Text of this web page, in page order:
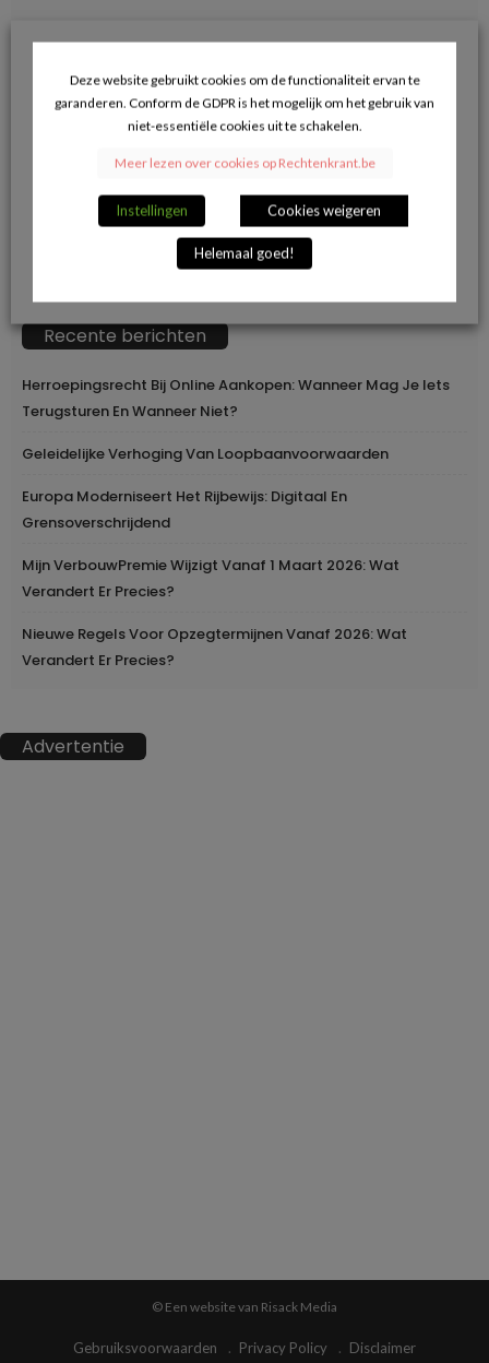
naar:
→ Klik hier voor opname in de advocatendatabase.
Volg ons op Facebook en blijf op de hoogte
van de juridische actualiteit.
Recente berichten
Herroepingsrecht Bij Online Aankopen: Wanneer Mag Je Iets
Terugsturen En Wanneer Niet?
Geleidelijke Verhoging Van Loopbaanvoorwaarden
Europa Moderniseert Het Rijbewijs: Digitaal En
Grensoverschrijdend
Mijn VerbouwPremie Wijzigt Vanaf 1 Maart 2026: Wat
Verandert Er Precies?
Nieuwe Regels Voor Opzegtermijnen Vanaf 2026: Wat
Verandert Er Precies?
Advertentie
© Een website van Risack Media
Gebruiksvoorwaarden Privacy Policy Disclaimer
Deze website gebruikt cookies om de functionaliteit ervan te
garanderen. Conform de GDPR is het mogelijk om het gebruik van
niet-essentiële cookies uit te schakelen.
Meer lezen over cookies op Rechtenkrant.be
Instellingen Cookies weigeren
Helemaal goed!